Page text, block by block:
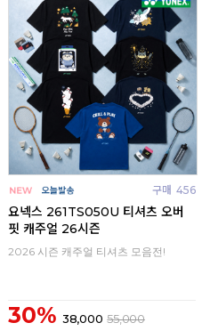
구매 456
요넥스 261TS050U 티셔츠 오버
핏 캐주얼 26시즌
2026 시즌 캐주얼 티셔츠 모음전!
30% 38,000 55,000